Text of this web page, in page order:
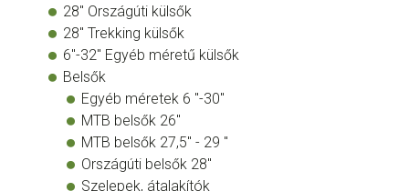
28" Országúti külsők
28" Trekking külsők
6"-32" Egyéb méretű külsők
Belsők
Egyéb méretek 6 "-30"
MTB belsők 26"
MTB belsők 27,5" - 29 "
Országúti belsők 28"
Szelepek, átalakítók